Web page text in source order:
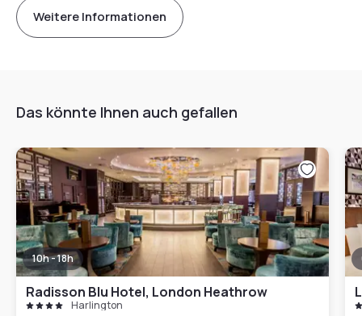
Weitere Informationen
Das könnte Ihnen auch gefallen
10h - 18h
Radisson Blu Hotel, London Heathrow
Harlington